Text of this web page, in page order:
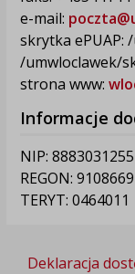
e-mail:
skrytka ePUAP:
/umwloclawek/
strona www:
Informacje
NIP: 8883031255
REGON:
TERYT: 0464011
Deklaracja